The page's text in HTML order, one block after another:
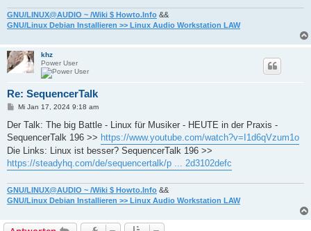
GNU/LINUX@AUDIO ~ /Wiki $ Howto.Info &&
GNU/Linux Debian Installieren >> Linux Audio Workstation LAW
khz
Power User
Re: SequencerTalk
B
i
r
a
Mi Jan 17, 2024 9:18 am
Der Talk: The big Battle - Linux für Musiker - HEUTE in der Praxis -
SequencerTalk 196 >> https://www.youtube.com/watch?v=I1d6qVzum1o
Die Links: Linux ist besser? SequencerTalk 196 >>
https://steadyhq.com/de/sequencertalk/p ... 2d3102defc
GNU/LINUX@AUDIO ~ /Wiki $ Howto.Info &&
GNU/Linux Debian Installieren >> Linux Audio Workstation LAW